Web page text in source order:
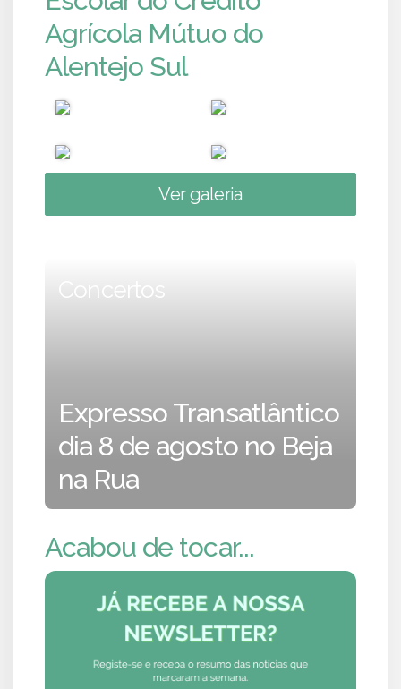
Agrícola Mútuo do
Alentejo Sul
Ver galeria
Concertos
Expresso Transatlântico
dia 8 de agosto no Beja
na Rua
Acabou de tocar...